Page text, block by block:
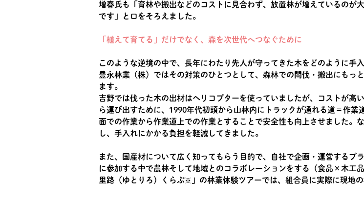
増春氏も「育林や搬出などのコストに見合わず、放置林が増えているのが
です」と口をそろえました。
「植えて育てる」だけでなく、森を次世代へつなぐために
このような逆境の中で、長年にわたり先人が守ってきた木をどのように手
豊永林業（株）ではその対策のひとつとして、森林での間伐・搬出にもっ
ます。
吉野では伐った木の出材はヘリコプターを使っていましたが、コストが高
ら運び出すために、1990年代初頭から山林内にトラックが通れる道＝作
面での作業から作業道上での作業とすることで安全性も向上させました。
し、手入れにかかる負担を軽減してきました。
また、国産材について広く知ってもらう目的で、自社で企画・運営するブ
に参加する中で農林そして地域とのコラボレーションをする（食品×木工
里路（ゆとりろ）くらぶ※ 」の林業体験ツアーでは、組合員に実際に現地